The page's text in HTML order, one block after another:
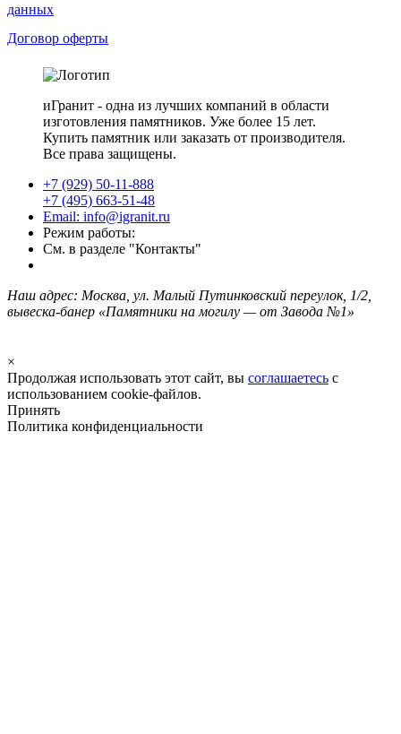
данных
Договор оферты
иГранит - одна из лучших компаний в области
изготовления памятников. Уже более 15 лет.
Купить памятник или заказать от производителя.
Все права защищены.
+7 (929) 50-11-888
+7 (495) 663-51-48
Email: info@igranit.ru
Режим работы:
См. в разделе "Контакты"
Наш адрес: Москва, ул. Малый Путинковский переулок, 1/2,
вывеска-банер «Памятники на могилу — от Завода №1»
×
Продолжая использовать этот сайт, вы соглашаетесь с
использованием cookie-файлов.
Принять
Политика конфиденциальности